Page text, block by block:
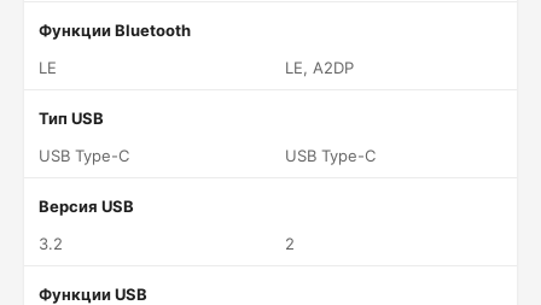
Функции Bluetooth
LE
LE, A2DP
Тип USB
USB Type-C
USB Type-C
Версия USB
3.2
2
Функции USB